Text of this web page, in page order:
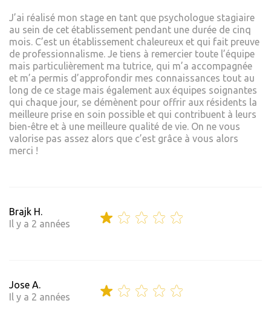
J’ai réalisé mon stage en tant que psychologue stagiaire
au sein de cet établissement pendant une durée de cinq
mois. C’est un établissement chaleureux et qui fait preuve
de professionnalisme. Je tiens à remercier toute l’équipe
mais particulièrement ma tutrice, qui m’a accompagnée
et m’a permis d’approfondir mes connaissances tout au
long de ce stage mais également aux équipes soignantes
qui chaque jour, se démènent pour offrir aux résidents la
meilleure prise en soin possible et qui contribuent à leurs
bien-être et à une meilleure qualité de vie. On ne vous
valorise pas assez alors que c’est grâce à vous alors
merci !
Brajk H.
Il y a 2 années
Jose A.
Il y a 2 années